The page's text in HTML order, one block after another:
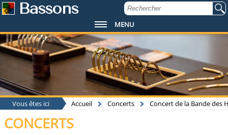
Bassons
MENU
Vous êtes ici Accueil Concerts Concert de la Bande des
CONCERTS